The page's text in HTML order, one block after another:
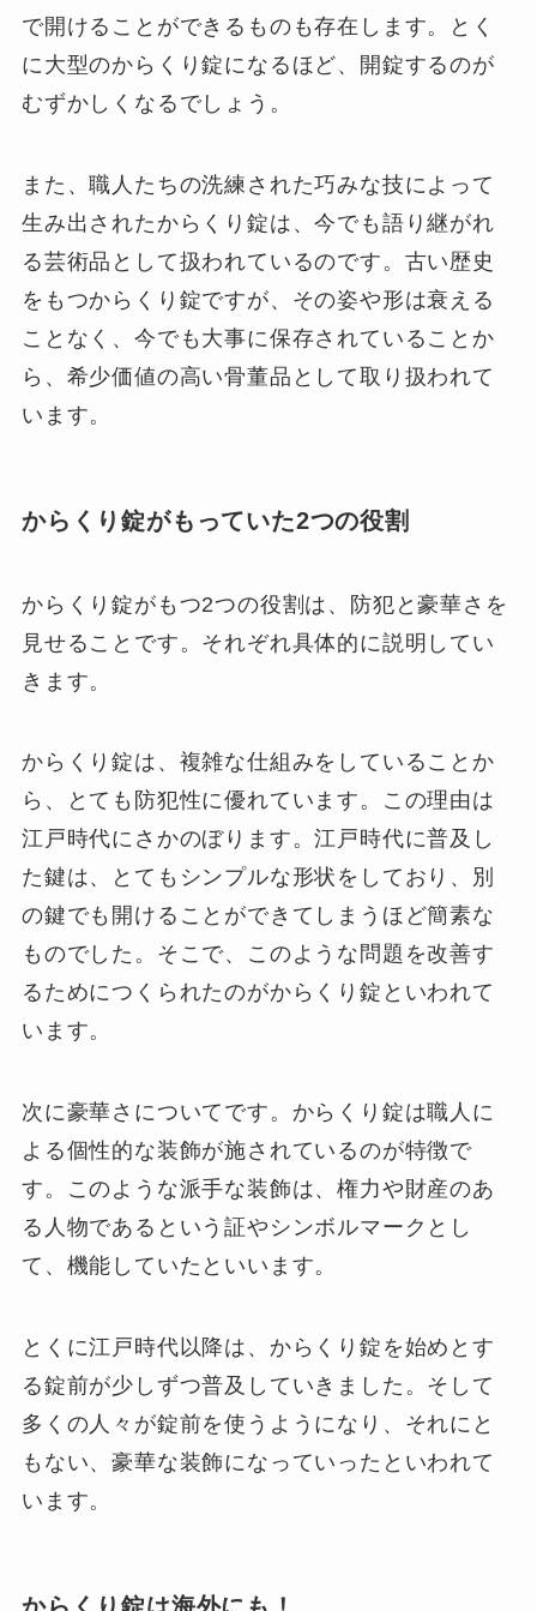
で開けることができるものも存在します。とく
に大型のからくり錠になるほど、開錠するのが
むずかしくなるでしょう。
また、職人たちの洗練された巧みな技によって
生み出されたからくり錠は、今でも語り継がれ
る芸術品として扱われているのです。古い歴史
をもつからくり錠ですが、その姿や形は衰える
ことなく、今でも大事に保存されていることか
ら、希少価値の高い骨董品として取り扱われて
います。
からくり錠がもっていた2つの役割
からくり錠がもつ2つの役割は、防犯と豪華さを
見せることです。それぞれ具体的に説明してい
きます。
からくり錠は、複雑な仕組みをしていることか
ら、とても防犯性に優れています。この理由は
江戸時代にさかのぼります。江戸時代に普及し
た鍵は、とてもシンプルな形状をしており、別
の鍵でも開けることができてしまうほど簡素な
ものでした。そこで、このような問題を改善す
るためにつくられたのがからくり錠といわれて
います。
次に豪華さについてです。からくり錠は職人に
よる個性的な装飾が施されているのが特徴で
す。このような派手な装飾は、権力や財産のあ
る人物であるという証やシンボルマークとし
て、機能していたといいます。
とくに江戸時代以降は、からくり錠を始めとす
る錠前が少しずつ普及していきました。そして
多くの人々が錠前を使うようになり、それにと
もない、豪華な装飾になっていったといわれて
います。